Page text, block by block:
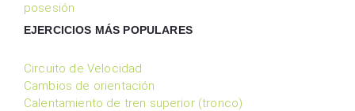
posesión
EJERCICIOS MÁS POPULARES
Circuito de Velocidad
Cambios de orientación
Calentamiento de tren superior (tronco)